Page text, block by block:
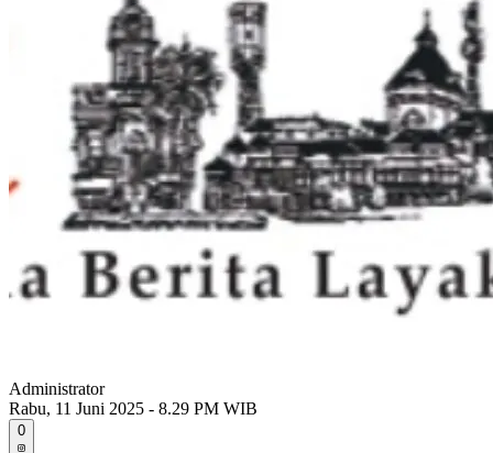
Administrator
Rabu, 11 Juni 2025 - 8.29 PM WIB
0